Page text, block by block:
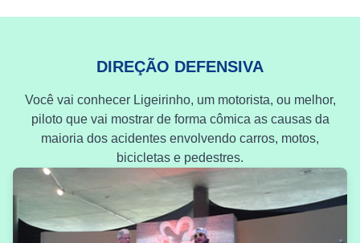
DIREÇÃO DEFENSIVA
Você vai conhecer Ligeirinho, um motorista, ou melhor,
piloto que vai mostrar de forma cômica as causas da
maioria dos acidentes envolvendo carros, motos,
bicicletas e pedestres.